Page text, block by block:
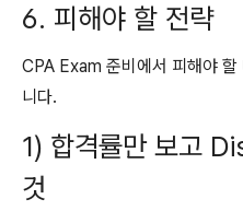
6. 피해야 할 전략
CPA Exam 준비에서 피해야 할
니다.
1) 합격률만 보고
것